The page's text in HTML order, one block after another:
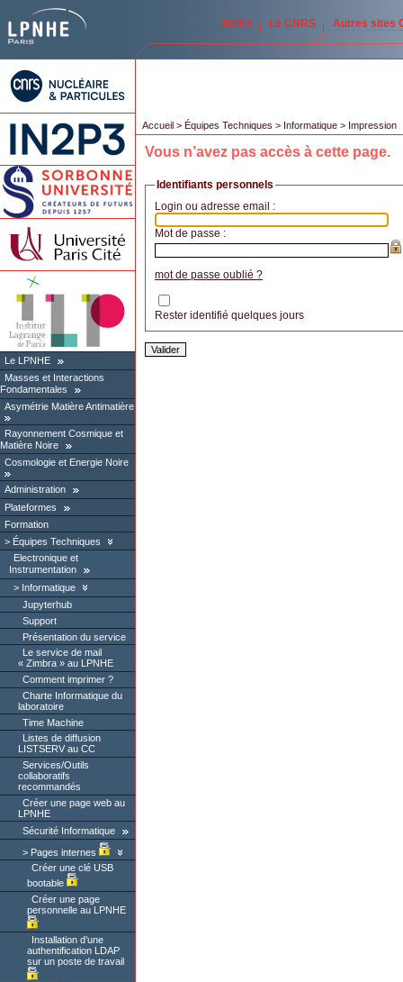
IN2P3 Le CNRS Autres sites
Le LPNHE
Masses et Interactions
Fondamentales
Asymétrie Matière Antimatière
Rayonnement Cosmique et
Matière Noire
Cosmologie et Energie Noire
Administration
Plateformes
Formation
Équipes Techniques
Electronique et
Instrumentation
Informatique
Jupyterhub
Support
Présentation du service
Le service de mail
« Zimbra » au LPNHE
Comment imprimer ?
Charte Informatique du
laboratoire
Time Machine
Listes de diffusion
LISTSERV au CC
Services/Outils
collaboratifs
recommandés
Créer une page web au
LPNHE
Sécurité Informatique
Pages internes
Créer une clé USB
bootable
Créer une page
personnelle au LPNHE
Installation d’une
authentification LDAP
sur un poste de travail
Accueil > Équipes Techniques > Informatique > Impression
Vous n’avez pas accès à cette page.
Identifiants personnels
Login ou adresse email :
Mot de passe :
mot de passe oublié ?
Rester identifié quelques jours